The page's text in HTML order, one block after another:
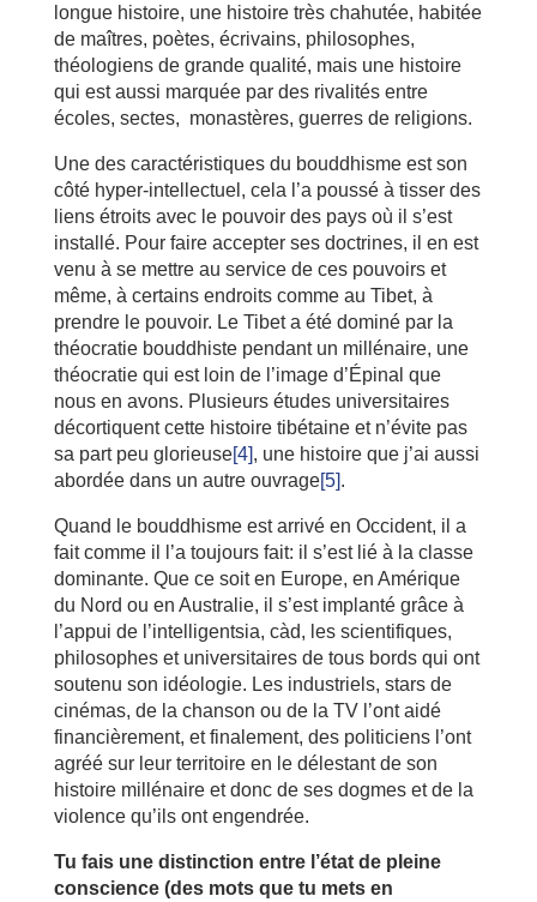
longue histoire, une histoire très chahutée, habitée
de maîtres, poètes, écrivains, philosophes,
théologiens de grande qualité, mais une histoire
qui est aussi marquée par des rivalités entre
écoles, sectes, monastères, guerres de religions.
Une des caractéristiques du bouddhisme est son
côté hyper-intellectuel, cela l’a poussé à tisser des
liens étroits avec le pouvoir des pays où il s’est
installé. Pour faire accepter ses doctrines, il en est
venu à se mettre au service de ces pouvoirs et
même, à certains endroits comme au Tibet, à
prendre le pouvoir. Le Tibet a été dominé par la
théocratie bouddhiste pendant un millénaire, une
théocratie qui est loin de l’image d’Épinal que
nous en avons. Plusieurs études universitaires
décortiquent cette histoire tibétaine et n’évite pas
sa part peu glorieuse[4], une histoire que j’ai aussi
abordée dans un autre ouvrage[5].
Quand le bouddhisme est arrivé en Occident, il a
fait comme il l’a toujours fait: il s’est lié à la classe
dominante. Que ce soit en Europe, en Amérique
du Nord ou en Australie, il s’est implanté grâce à
l’appui de l’intelligentsia, càd, les scientifiques,
philosophes et universitaires de tous bords qui ont
soutenu son idéologie. Les industriels, stars de
cinémas, de la chanson ou de la TV l’ont aidé
financièrement, et finalement, des politiciens l’ont
agréé sur leur territoire en le délestant de son
histoire millénaire et donc de ses dogmes et de la
violence qu’ils ont engendrée.
Tu fais une distinction entre l’état de pleine
conscience (des mots que tu mets en